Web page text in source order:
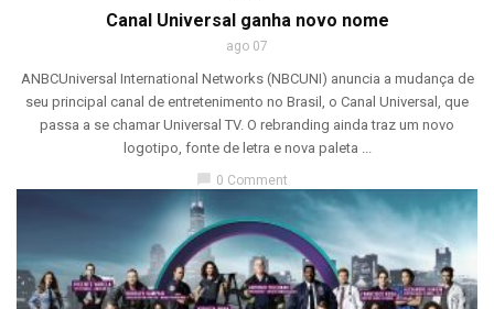
Canal Universal ganha novo nome
ago 07
ANBCUniversal International Networks (NBCUNI) anuncia a mudança de
seu principal canal de entretenimento no Brasil, o Canal Universal, que
passa a se chamar Universal TV. O rebranding ainda traz um novo
logotipo, fonte de letra e nova paleta ...
chat_bubble 0 Comment